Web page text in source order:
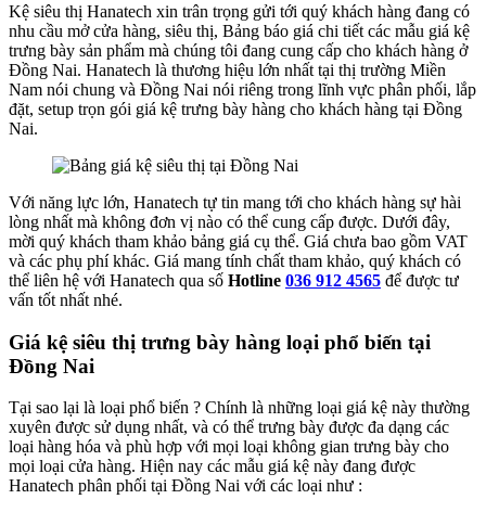
Kệ siêu thị Hanatech xin trân trọng gửi tới quý khách hàng đang có
nhu cầu mở cửa hàng, siêu thị, Bảng báo giá chi tiết các mẫu giá kệ
trưng bày sản phẩm mà chúng tôi đang cung cấp cho khách hàng ở
Đồng Nai. Hanatech là thương hiệu lớn nhất tại thị trường Miền
Nam nói chung và Đồng Nai nói riêng trong lĩnh vực phân phối, lắp
đặt, setup trọn gói giá kệ trưng bày hàng cho khách hàng tại Đồng
Nai.
Với năng lực lớn, Hanatech tự tin mang tới cho khách hàng sự hài
lòng nhất mà không đơn vị nào có thể cung cấp được. Dưới đây,
mời quý khách tham khảo bảng giá cụ thể. Giá chưa bao gồm VAT
và các phụ phí khác. Giá mang tính chất tham khảo, quý khách có
thể liên hệ với Hanatech qua số Hotline 036 912 4565 để được tư
vấn tốt nhất nhé.
Giá kệ siêu thị trưng bày hàng loại phổ biến tại
Đồng Nai
Tại sao lại là loại phổ biến ? Chính là những loại giá kệ này thường
xuyên được sử dụng nhất, và có thể trưng bày được đa dạng các
loại hàng hóa và phù hợp với mọi loại không gian trưng bày cho
mọi loại cửa hàng. Hiện nay các mẫu giá kệ này đang được
Hanatech phân phối tại Đồng Nai với các loại như :